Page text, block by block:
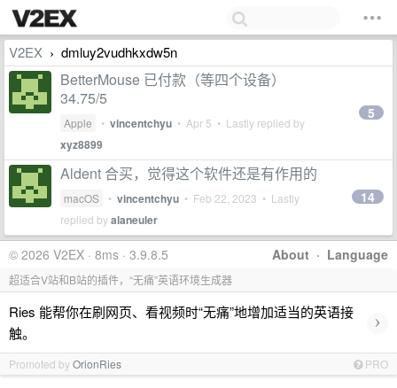
V2EX › dmluy2vudhkxdw5n
BetterMouse 已付款（等四个设备）
34.75/5
Apple • vincentchyu • Apr 5 • Lastly replied by
xyz8899
5
Aldent 合买，觉得这个软件还是有作用的
macOS • vincentchyu • Feb 22, 2023 • Lastly
replied byalaneuler
14
About · Language
© 2026 V2EX · 8ms · 3.9.8.5
超适合V站和B站的插件，“无痛”英语环境生成器
Ries 能帮你在刷网页、看视频时“无痛”地增加适当的英语接
触。
›
Promoted byOrionRies PRO